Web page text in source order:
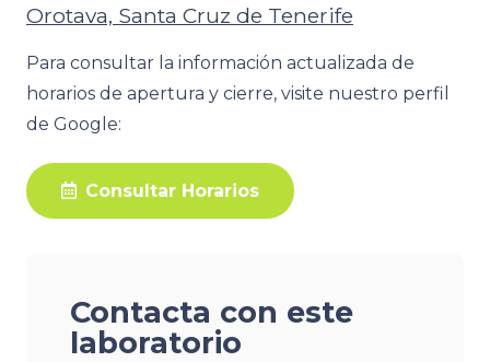
Orotava, Santa Cruz de Tenerife
Para consultar la información actualizada de
horarios de apertura y cierre, visite nuestro perfil
de Google:
Consultar Horarios
Contacta con este
laboratorio